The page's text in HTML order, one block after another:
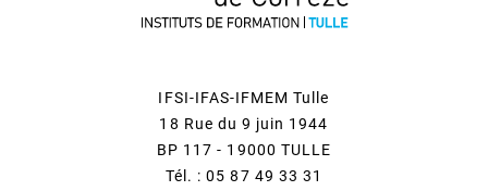
IFSI-IFAS-IFMEM Tulle
18 Rue du 9 juin 1944
BP 117 - 19000 TULLE
Tél. : 05 87 49 33 31